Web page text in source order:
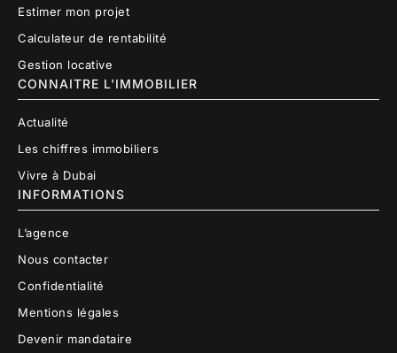
Estimer mon projet
Calculateur de rentabilité
Gestion locative
CONNAITRE L'IMMOBILIER
Actualité
Les chiffres immobiliers
Vivre à Dubai
INFORMATIONS
L’agence
Nous contacter
Confidentialité
Mentions légales
Devenir mandataire